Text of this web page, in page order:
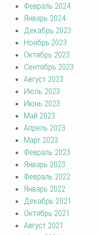
Февраль 2024
Январь 2024
Декабрь 2023
Ноябрь 2023
Октябрь 2023
Сентябрь 2023
Август 2023
Июль 2023
Июнь 2023
Май 2023
Апрель 2023
Март 2023
Февраль 2023
Январь 2023
Февраль 2022
Январь 2022
Декабрь 2021
Октябрь 2021
Август 2021